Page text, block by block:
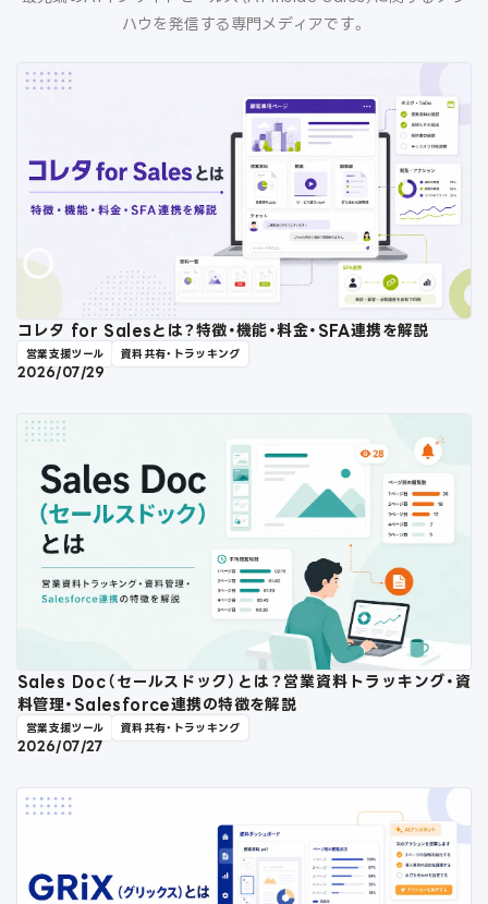
ハウを発信する専門メディアです。
コレタ for Salesとは？特徴・機能・料金・SFA連携を解説
営業支援ツール 資料共有・トラッキング
2026/07/29
Sales Doc（セールスドック）とは？営業資料トラッキング・資
料管理・Salesforce連携の特徴を解説
営業支援ツール 資料共有・トラッキング
2026/07/27